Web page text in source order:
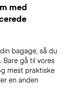
med
bagage, så du
Bare gå til vores
mest praktiske
en anden